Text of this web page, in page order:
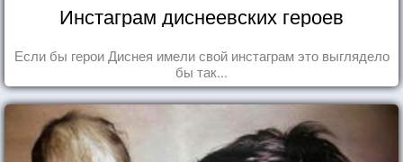
Инстаграм диснеевских героев
Если бы герои Диснея имели свой инстаграм это выглядело
бы так...